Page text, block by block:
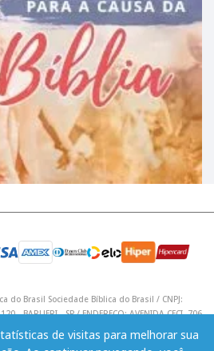
de visitas para melhorar sua
do Brasil Sociedade Bíblica do Brasil / CNPJ:
- BARUERI - SP / ENDEREÇO: AVENIDA CECI, 706
9590 / Email: lojavirtual@sbb.org.br .